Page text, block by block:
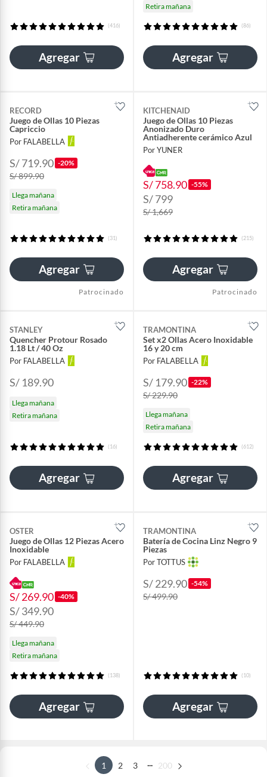
(416)
Agregar
Retira mañana
(86)
Agregar
RECORD
Juego de Ollas 10 Piezas
Capriccio
Por FALABELLA
S/ 719.90 -20%
S/ 899.90
Llega mañana
Retira mañana
(31)
Agregar
Patrocinado
KITCHENAID
Juego de Ollas 10 Piezas
Anonizado Duro
Antiadherente cerámico Azul
Por YUNER
S/ 758.90 -55%
S/ 799
S/ 1,669
(215)
Agregar
Patrocinado
STANLEY
Quencher Protour Rosado
1.18 Lt / 40 Oz
Por FALABELLA
S/ 189.90
Llega mañana
Retira mañana
(16)
Agregar
TRAMONTINA
Set x2 Ollas Acero Inoxidable
16 y 20 cm
Por FALABELLA
S/ 179.90 -22%
S/ 229.90
Llega mañana
Retira mañana
(612)
Agregar
OSTER
Juego de Ollas 12 Piezas Acero
Inoxidable
Por FALABELLA
S/ 269.90 -40%
S/ 349.90
S/ 449.90
Llega mañana
Retira mañana
(138)
Agregar
TRAMONTINA
Batería de Cocina Linz Negro 9
Piezas
Por TOTTUS
S/ 229.90 -54%
S/ 499.90
(10)
Agregar
1 2 3 ... 200